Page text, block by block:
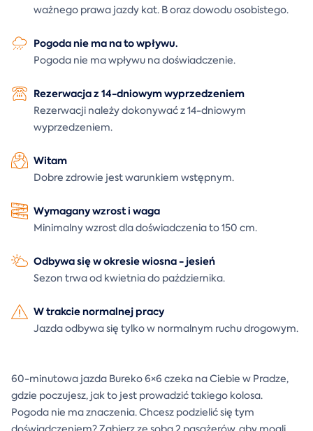
ważnego prawa jazdy kat. B oraz dowodu osobistego.
Pogoda nie ma na to wpływu.
Pogoda nie ma wpływu na doświadczenie.
Rezerwacja z 14-dniowym wyprzedzeniem
Rezerwacji należy dokonywać z 14-dniowym
wyprzedzeniem.
Witam
Dobre zdrowie jest warunkiem wstępnym.
Wymagany wzrost i waga
Minimalny wzrost dla doświadczenia to 150 cm.
Odbywa się w okresie wiosna - jesień
Sezon trwa od kwietnia do października.
W trakcie normalnej pracy
Jazda odbywa się tylko w normalnym ruchu drogowym.
60-minutowa jazda Bureko 6×6 czeka na Ciebie w Pradze,
gdzie poczujesz, jak to jest prowadzić takiego kolosa.
Pogoda nie ma znaczenia. Chcesz podzielić się tym